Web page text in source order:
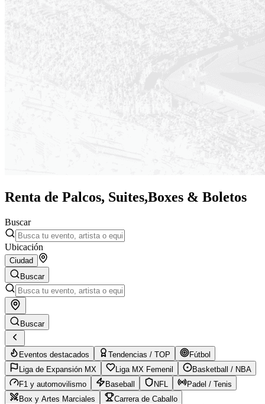
Renta de Palcos, Suites,Boxes & Boletos
Buscar
Ubicación
Ciudad
Buscar
Buscar
Eventos destacados Tendencias / TOP
Fútbol
Liga de Expansión MX
Liga MX Femenil
Basketball / NBA
F1 y automovilismo
Baseball NFL
Padel / Tenis
Box y Artes Marciales
Carrera de Caballo